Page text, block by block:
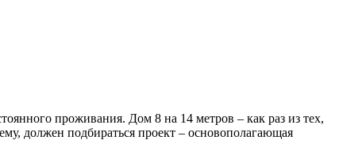
проживания. Дом 8 на 14 метров – как раз из тех,
должен подбираться проект – основополагающая